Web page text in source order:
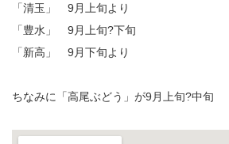
「清玉」 9月上旬より
「豊水」 9月上旬?下旬
「新高」 9月下旬より
ちなみに「高尾ぶどう」が9月上旬?中旬